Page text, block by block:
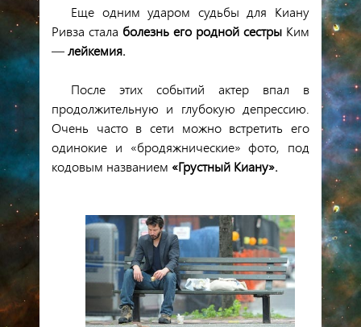
Еще одним ударом судьбы для Киану
Ривза стала болезнь его родной сестры Ким
—лейкемия.
После этих событий актер впал в
продолжительную и глубокую депрессию.
Очень часто в сети можно встретить его
одинокие и «бродяжнические» фото, под
кодовым названием «Грустный Киану».